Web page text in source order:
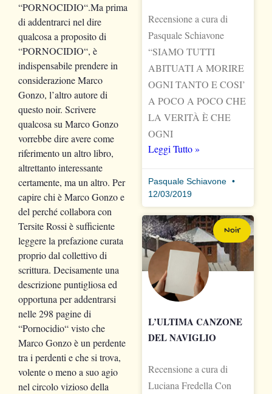
“PORNOCIDIO“.Ma prima
di addentrarci nel dire
qualcosa a proposito di
“PORNOCIDIO“, è
indispensabile prendere in
considerazione Marco
Gonzo, l’altro autore di
questo noir. Scrivere
qualcosa su Marco Gonzo
vorrebbe dire avere come
riferimento un altro libro,
altrettanto interessante
certamente, ma un altro. Per
capire chi è Marco Gonzo e
del perché collabora con
Tersite Rossi è sufficiente
leggere la prefazione curata
proprio dal collettivo di
scrittura. Decisamente una
descrizione puntigliosa ed
opportuna per addentrarsi
nelle 298 pagine di
“Pornocidio“ visto che
Marco Gonzo è un perdente
tra i perdenti e che si trova,
volente o meno a suo agio
nel circolo vizioso della
Recensione a cura di
Pasquale Schiavone
“SIAMO TUTTI
ABITUATI A MORIRE
OGNI TANTO E COSI’
A POCO A POCO CHE
LA VERITÀ È CHE
OGNI
Leggi Tutto »
Pasquale Schiavone
12/03/2019
Noir
L’ULTIMA CANZONE
DEL NAVIGLIO
Recensione a cura di
Luciana Fredella Con